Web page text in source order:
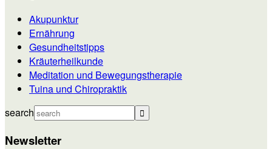
Akupunktur
Ernährung
Gesundheitstipps
Kräuterheilkunde
Meditation und Bewegungstherapie
Tuina und Chiropraktik
search
Newsletter